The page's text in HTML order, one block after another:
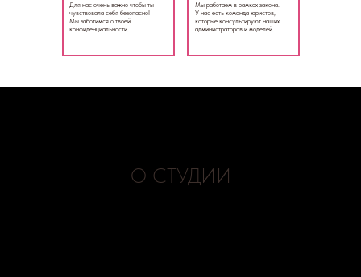
Для нас очень важно чтобы ты
чувствовала себя безопасно!
Мы заботимся о твоей
конфиденциальности.
Мы работаем в рамках закона.
У нас есть команда юристов,
которые консультируют наших
администраторов и моделей.
О СТУДИИ